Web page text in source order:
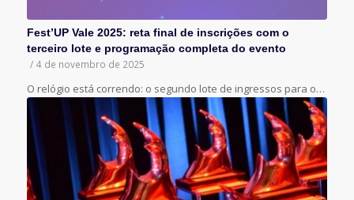
Fest’UP Vale 2025: reta final de inscrições com o
terceiro lote e programação completa do evento
/ 4 de novembro de 2025
O relógio está correndo: o segundo lote de ingressos para o…